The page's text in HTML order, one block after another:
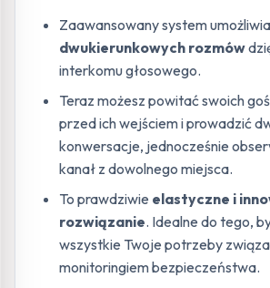
Zaawansowany system umożliwia
dwukierunkowych rozmów
interkomu głosowego.
Teraz możesz powitać swoich
przed ich wejściem i prowadzić
konwersacje, jednocześnie
kanał z dowolnego miejsca.
To prawdziwie elastyczne i
rozwiązanie. Idealne do tego,
wszystkie Twoje potrzeby
monitoringiem bezpieczeństwa.